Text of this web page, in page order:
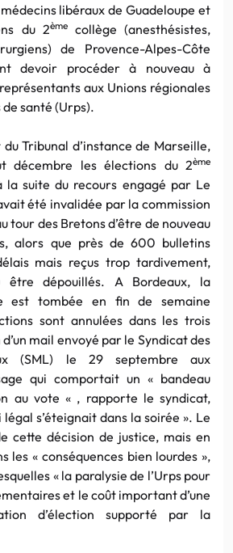
libéraux de Guadeloupe et
du 2èmecollège (anesthésistes,
de Provence-Alpes-Côte
devoir procéder à nouveau à
aux Unions régionales
santé (Urps).
Tribunal d’instance de Marseille,
décembre les élections du 2ème
la suite du recours engagé par Le
été invalidée par la commission
tour des Bretons d’être de nouveau
alors que près de 600 bulletins
mais reçus trop tardivement,
être dépouillés. A Bordeaux, la
est tombée en fin de semaine
sont annulées dans les trois
mail envoyé par le Syndicat des
(SML) le 29 septembre aux
qui comportait un « bandeau
au vote « , rapporte le syndicat,
s’éteignait dans la soirée ». Le
cette décision de justice, mais en
les « conséquences bien lourdes »,
« la paralysie de l’Urps pour
et le coût important d’une
d’élection supporté par la